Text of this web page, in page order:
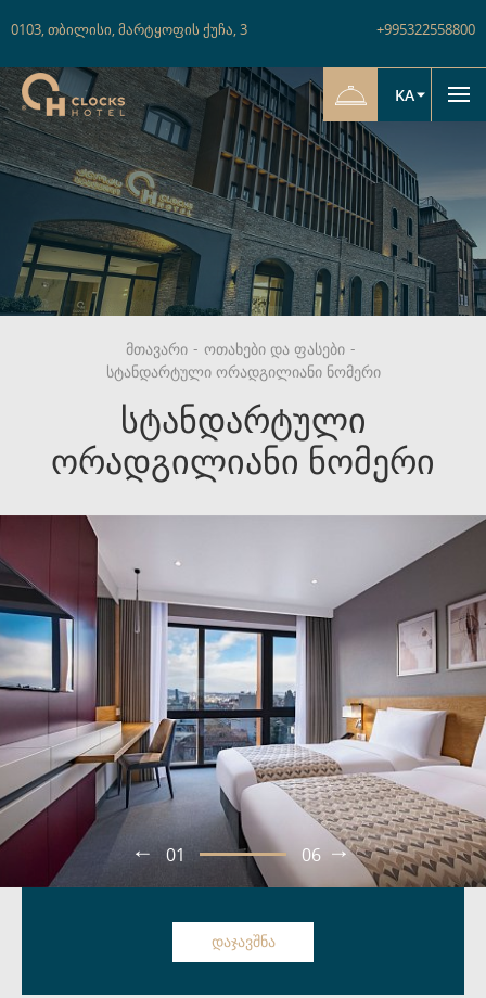
+995322558800
0103,თბილისი,მარტყოფის ქუჩა,3
KA
მთავარი - ოთახები და ფასები -
სტანდარტული ორადგილიანი ნომერი
სტანდარტული
ორადგილიანი ნომერი
01 06
ᲓᲐᲯᲐᲕᲨᲜᲐ